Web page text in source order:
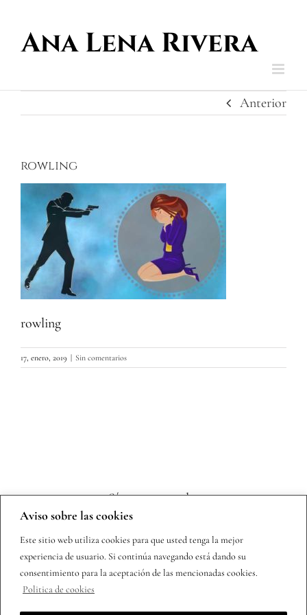
Aviso sobre las cookies
Este sitio web utiliza cookies para que usted tenga la mejor
experiencia de usuario. Si continúa navegando está dando su
consentimiento para la aceptación de las mencionadas cookies.
Politica de cookies
contenido
Anterior
rowling
rowling
17, enero, 2019 Sin comentarios
Sígueme en redes